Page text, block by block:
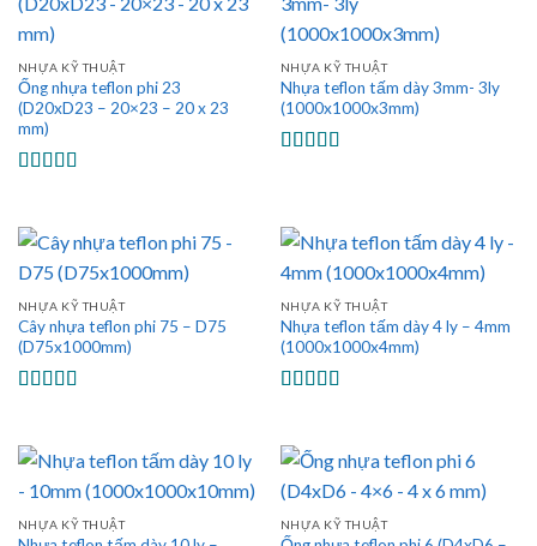
NHỰA KỸ THUẬT
Ống nhựa teflon phi 23
(D20xD23 – 20×23 – 20 x 23
mm)
sao
NHỰA KỸ THUẬT
Nhựa teflon tấm dày 3mm- 3ly
(1000x1000x3mm)
NHỰA KỸ THUẬT
Cây nhựa teflon phi 75 – D75
(D75x1000mm)
sao
NHỰA KỸ THUẬT
Nhựa teflon tấm dày 4 ly – 4mm
(1000x1000x4mm)
sao
NHỰA KỸ THUẬT NHỰA KỸ THUẬT